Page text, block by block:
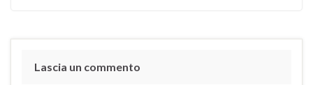
Lascia un commento